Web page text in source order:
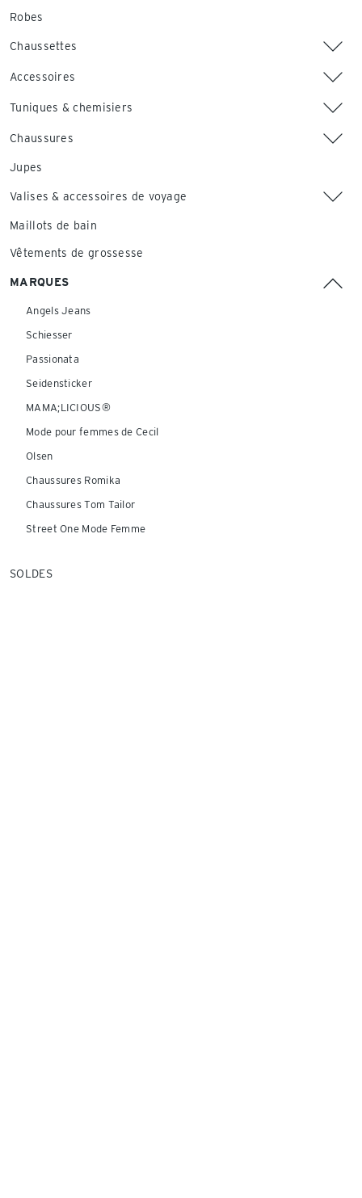
Robes
Chaussettes
Accessoires
Tuniques & chemisiers
Chaussures
Jupes
Valises & accessoires de voyage
Maillots de bain
Vêtements de grossesse
MARQUES
Angels Jeans
Schiesser
Passionata
Seidensticker
MAMA;LICIOUS®
Mode pour femmes de Cecil
Olsen
Chaussures Romika
Chaussures Tom Tailor
Street One Mode Femme
SOLDES